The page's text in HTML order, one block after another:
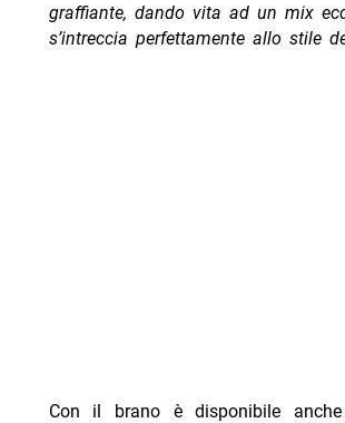
graffiante, dando vita ad un mix
s’intreccia perfettamente allo stile
Con il brano è disponibile